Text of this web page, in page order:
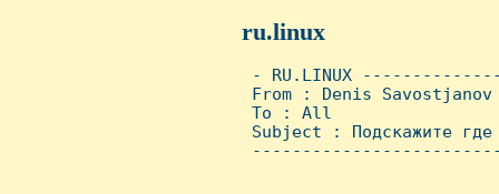
ru.linux
- RU.LINUX
From : Denis
To : All
Subject : Подскажите где